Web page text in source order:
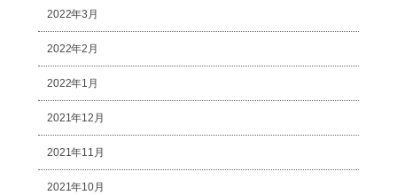
2022年3月
2022年2月
2022年1月
2021年12月
2021年11月
2021年10月